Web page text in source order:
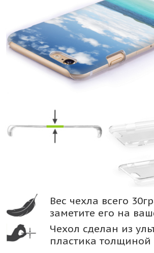
Вес чехла всего
заметите его на
Чехол сделан из
пластика толщиной